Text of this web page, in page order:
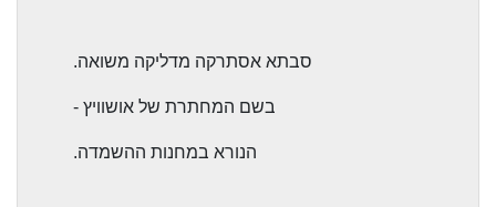
סבתא אסתרקה מדליקה משואה.
בשם המחתרת של אושוויץ -
הנורא במחנות ההשמדה.